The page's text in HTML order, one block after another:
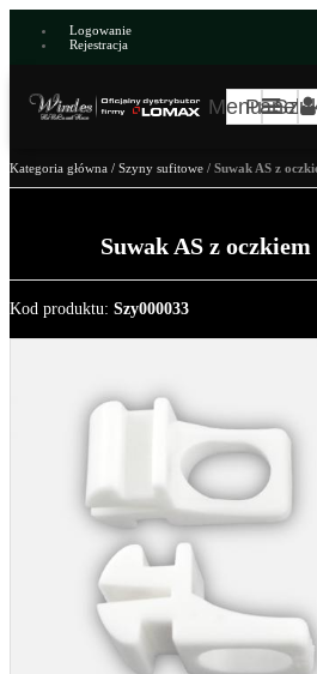
Logowanie
Rejestracja
MenuPanel
Kategoria główna / Szyny sufitowe / Suwak AS z
Suwak AS z oczkiem
Kod produktu: Szy000033